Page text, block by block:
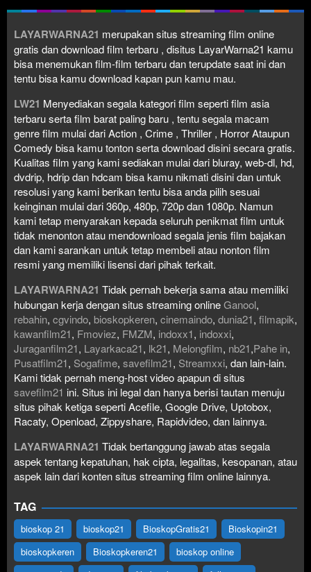
LAYARWARNA21 merupakan situs streaming film online
gratis dan download film terbaru , disitus LayarWarna21 kamu
bisa menemukan film-film terbaru dan terupdate saat ini dan
tentu bisa kamu download kapan pun kamu mau.
LW21 Menyediakan segala kategori film seperti film asia
terbaru serta film barat paling baru , tentu segala macam
genre film mulai dari Action , Crime , Thriller , Horror Ataupun
Comedy bisa kamu tonton serta download disini secara gratis.
Kualitas film yang kami sediakan mulai dari bluray, web-dl, hd,
dvdrip, hdrip dan hdcam bisa kamu nikmati disini dan untuk
resolusi yang kami berikan tentu bisa anda pilih sesuai
keinginan mulai dari 360p, 480p, 720p dan 1080p. Namun
kami tetap menyarakan kepada seluruh penikmat film untuk
tidak menonton atau mendownload segala jenis film bajakan
dan kami sarankan untuk tetap membeli atau nonton film
resmi yang memiliki lisensi dari pihak terkait.
LAYARWARNA21 Tidak pernah bekerja sama atau memiliki
hubungan kerja dengan situs streaming onlineGanool,
rebahin, cgvindo, bioskopkeren, cinemaindo, dunia21, filmapik,
kawanfilm21, Fmoviez, FMZM, indoxx1, indoxxi,
Juraganfilm21, Layarkaca21, lk21, Melongfilm, nb21,Pahe in,
Pusatfilm21, Sogafime, savefilm21, Streamxxi, dan lain-lain.
Kami tidak pernah meng-host video apapun di situs
savefilm21 ini. Situs ini legal dan hanya berisi tautan menuju
situs pihak ketiga seperti Acefile, Google Drive, Uptobox,
Racaty, Openload, Zippyshare, Rapidvideo, dan lainnya.
LAYARWARNA21 Tidak bertanggung jawab atas segala
aspek tentang kepatuhan, hak cipta, legalitas, kesopanan, atau
aspek lain dari konten situs streaming film online lainnya.
TAG
bioskop 21 bioskop21 BioskopGratis21
Bioskopin21
bioskopkeren
Bioskopkeren21
bioskop online